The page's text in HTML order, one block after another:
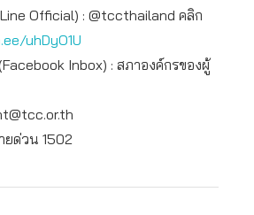
Official) : @tccthailand คลิก
uhDyO1U
Inbox) : สภาองค์กรของผู้
ยด่วน 1502